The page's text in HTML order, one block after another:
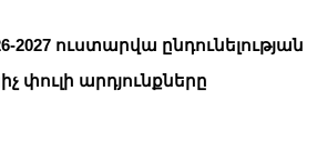
2027 ուստարվա ընդունելության
փուլի արդյունքները